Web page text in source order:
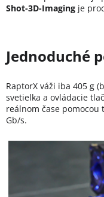
Shot-3D-Imaging je
Jednoduché
RaptorX váži iba 405 g
svetielka a ovládacie
reálnom čase pomocou
Gb/s.